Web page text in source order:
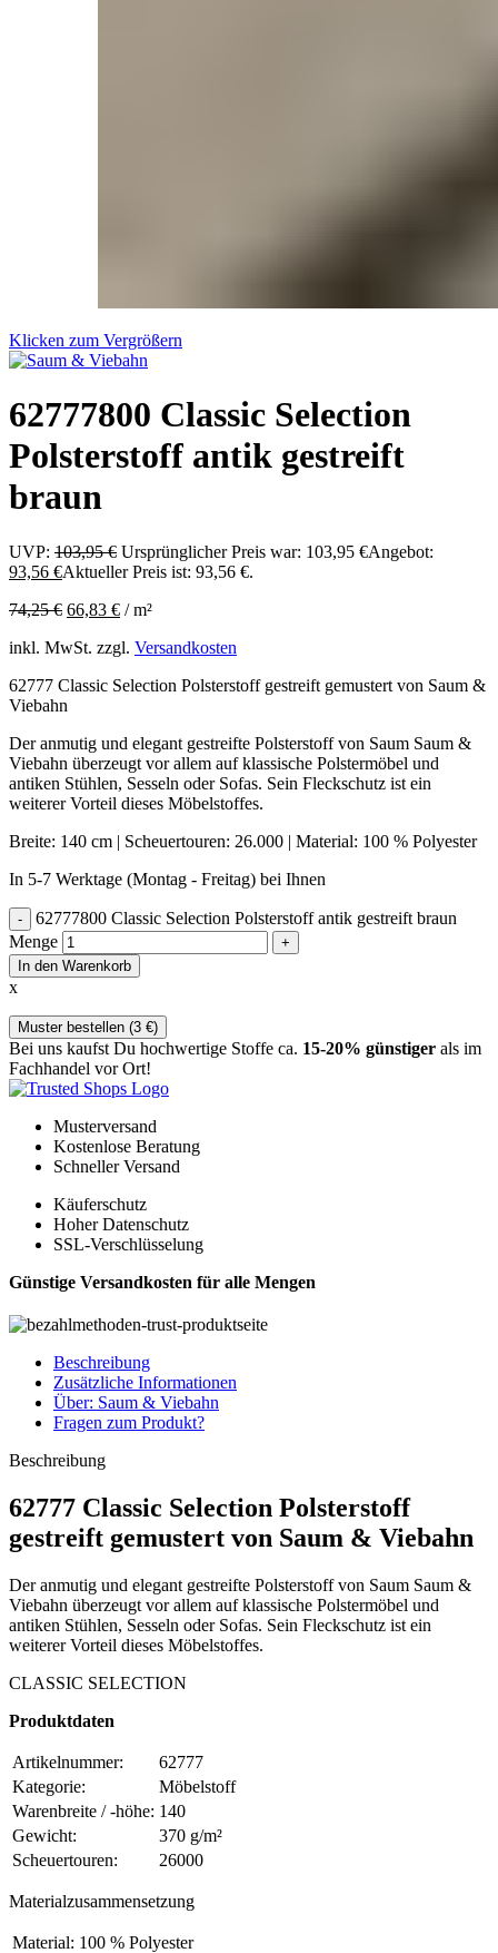
Klicken zum Vergrößern
62777800 Classic Selection
Polsterstoff antik gestreift
braun
UVP: 103,95€ Ursprünglicher Preis war: 103,95 €Angebot:
93,56 €Aktueller Preis ist: 93,56 €.
74,25€ 66,83 € /m²
inkl. MwSt. zzgl. Versandkosten
62777 Classic Selection Polsterstoff gestreift gemustert von Saum &
Viebahn
Der anmutig und elegant gestreifte Polsterstoff von Saum Saum &
Viebahn überzeugt vor allem auf klassische Polstermöbel und
antiken Stühlen, Sesseln oder Sofas. Sein Fleckschutz ist ein
weiterer Vorteil dieses Möbelstoffes.
Breite: 140 cm | Scheuertouren: 26.000 | Material: 100 % Polyester
In 5-7 Werktage (Montag - Freitag) bei Ihnen
62777800 Classic Selection Polsterstoff antik gestreift braun
Menge
In den Warenkorb
x
Muster bestellen (3 €)
Bei uns kaufst Du hochwertige Stoffe ca. 15-20% günstiger als im
Fachhandel vor Ort!
Musterversand
Kostenlose Beratung
Schneller Versand
Käuferschutz
Hoher Datenschutz
SSL-Verschlüsselung
Günstige Versandkosten für alle Mengen
Beschreibung
Zusätzliche Informationen
Über: Saum & Viebahn
Fragen zum Produkt?
Beschreibung
62777 Classic Selection Polsterstoff
gestreift gemustert von Saum & Viebahn
Der anmutig und elegant gestreifte Polsterstoff von Saum Saum &
Viebahn überzeugt vor allem auf klassische Polstermöbel und
antiken Stühlen, Sesseln oder Sofas. Sein Fleckschutz ist ein
weiterer Vorteil dieses Möbelstoffes.
CLASSIC SELECTION
Produktdaten
Artikelnummer:
62777
Kategorie:
Möbelstoff
Warenbreite / -höhe: 140
Gewicht:
370 g/m²
Scheuertouren:
26000
Materialzusammensetzung
Material: 100 % Polyester